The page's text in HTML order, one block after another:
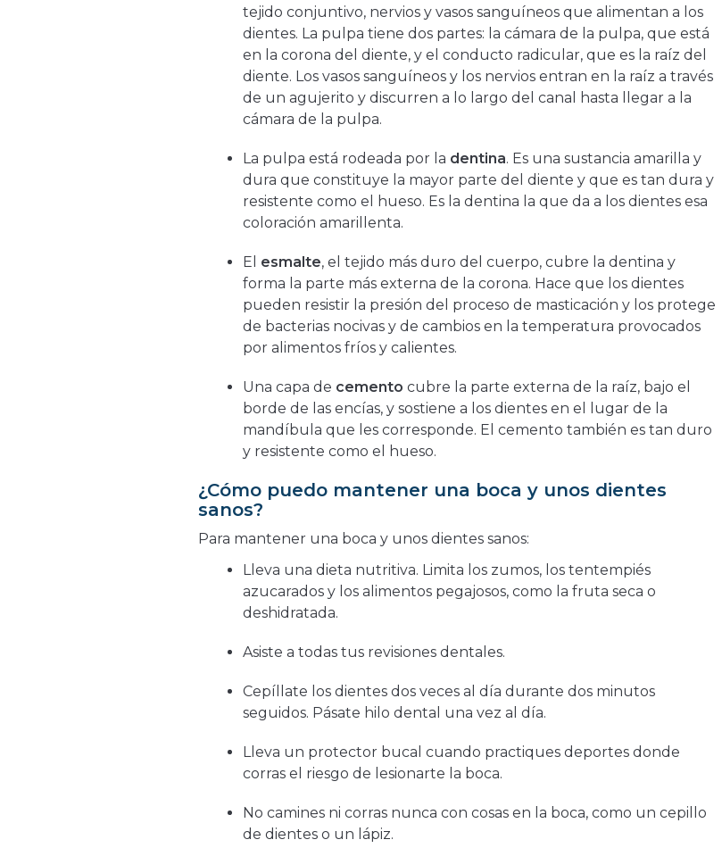
tejido conjuntivo, nervios y vasos sanguíneos que alimentan a los
dientes. La pulpa tiene dos partes: la cámara de la pulpa, que está
en la corona del diente, y el conducto radicular, que es la raíz del
diente. Los vasos sanguíneos y los nervios entran en la raíz a través
de un agujerito y discurren a lo largo del canal hasta llegar a la
cámara de la pulpa.
La pulpa está rodeada por la dentina. Es una sustancia amarilla y
dura que constituye la mayor parte del diente y que es tan dura y
resistente como el hueso. Es la dentina la que da a los dientes esa
coloración amarillenta.
El esmalte, el tejido más duro del cuerpo, cubre la dentina y
forma la parte más externa de la corona. Hace que los dientes
pueden resistir la presión del proceso de masticación y los protege
de bacterias nocivas y de cambios en la temperatura provocados
por alimentos fríos y calientes.
Una capa de cemento cubre la parte externa de la raíz, bajo el
borde de las encías, y sostiene a los dientes en el lugar de la
mandíbula que les corresponde. El cemento también es tan duro
y resistente como el hueso.
¿Cómo puedo mantener una boca y unos dientes
sanos?
Para mantener una boca y unos dientes sanos:
Lleva una dieta nutritiva. Limita los zumos, los tentempiés
azucarados y los alimentos pegajosos, como la fruta seca o
deshidratada.
Asiste a todas tus revisiones dentales.
Cepíllate los dientes dos veces al día durante dos minutos
seguidos. Pásate hilo dental una vez al día.
Lleva un protector bucal cuando practiques deportes donde
corras el riesgo de lesionarte la boca.
No camines ni corras nunca con cosas en la boca, como un cepillo
de dientes o un lápiz.